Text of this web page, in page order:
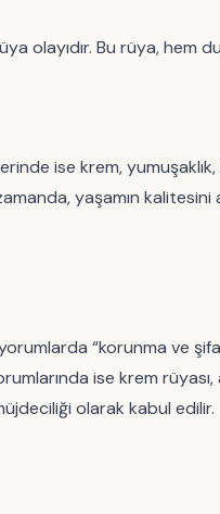
Bu rüya, hem
ise krem,
yaşamın kalitesini
“korunma ve
ise krem
olarak kabul edilir.